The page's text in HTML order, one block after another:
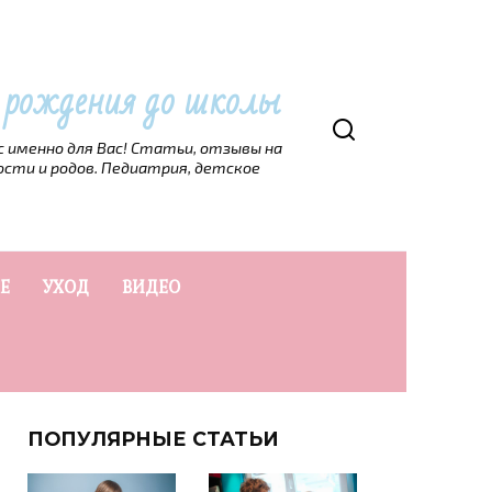
до школы
именно для Вас! Статьи, отзывы на
и родов. Педиатрия, детское
УХОД ВИДЕО
ПОПУЛЯРНЫЕ СТАТЬИ